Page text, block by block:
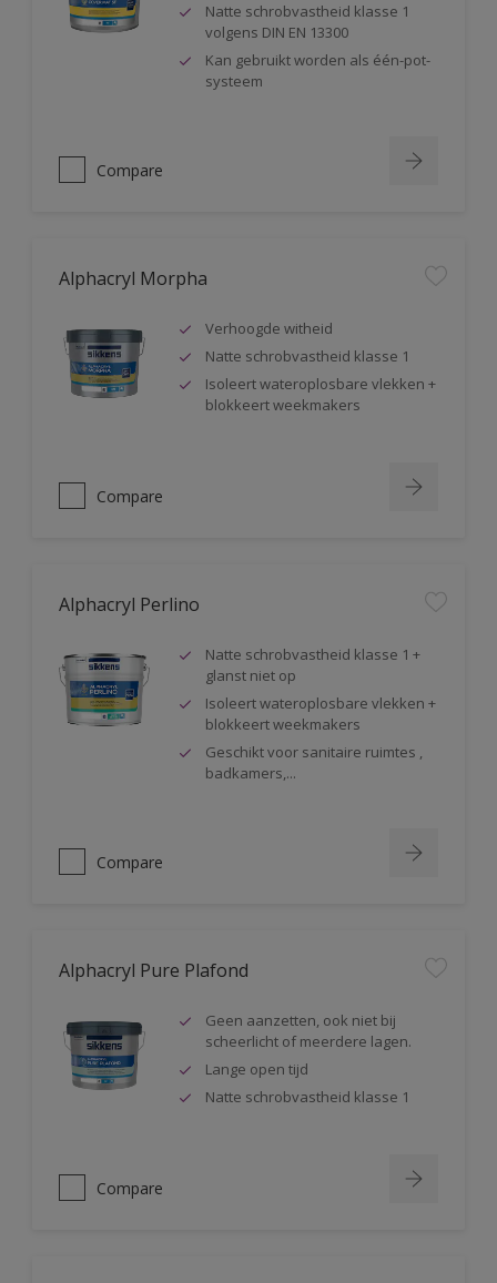
Natte schrobvastheid klasse 1
volgens DIN EN 13300
Kan gebruikt worden als één-pot-
systeem
Compare
Alphacryl Morpha
Verhoogde witheid
Natte schrobvastheid klasse 1
Isoleert wateroplosbare vlekken +
blokkeert weekmakers
Compare
Alphacryl Perlino
Natte schrobvastheid klasse 1 +
glanst niet op
Isoleert wateroplosbare vlekken +
blokkeert weekmakers
Geschikt voor sanitaire ruimtes ,
badkamers,...
Compare
Alphacryl Pure Plafond
Geen aanzetten, ook niet bij
scheerlicht of meerdere lagen.
Lange open tijd
Natte schrobvastheid klasse 1
Compare